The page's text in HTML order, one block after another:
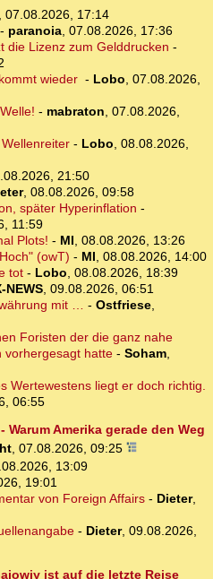
, 07.08.2026, 17:14
- paranoia, 07.08.2026, 17:36
die Lizenz zum Gelddrucken -
wieder - Lobo, 07.08.2026,
- mabraton, 07.08.2026,
- Lobo, 08.08.2026,
21:50
, 08.08.2026, 09:58
später Hyperinflation -
11:59
Plots! - MI, 08.08.2026, 13:26
(owT) - MI, 08.08.2026, 14:00
tot- Lobo, 08.08.2026, 18:39
NEWS, 09.08.2026, 06:51
mit … - Ostfriese,
Foristen der die ganz nahe
vorhergesagt hatte - Soham,
Wertewestens liegt er doch richtig.
06:55
Warum Amerika gerade den Weg
, 07.08.2026, 09:25
13:09
19:01
von Foreign Affairs- Dieter,
- Dieter, 09.08.2026,
ist auf die letzte Reise